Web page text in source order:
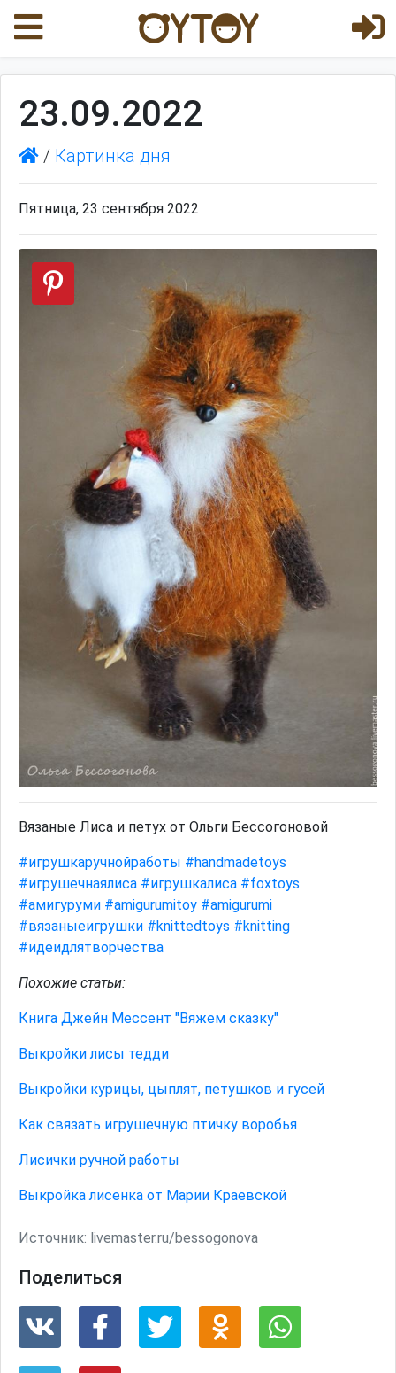
23.09.2022
/ Картинка дня
Пятница, 23 сентября 2022
Вязаные Лиса и петух от Ольги Бессогоновой
#игрушкаручнойработы #handmadetoys
#игрушечнаялиса #игрушкалиса #foxtoys
#амигуруми #amigurumitoy #amigurumi
#вязаныеигрушки #knittedtoys #knitting
#идеидлятворчества
Похожие статьи:
Книга Джейн Мессент "Вяжем сказку"
Выкройки лисы тедди
Выкройки курицы, цыплят, петушков и гусей
Как связать игрушечную птичку воробья
Лисички ручной работы
Выкройка лисенка от Марии Краевской
Источник: livemaster.ru/bessogonova
Поделиться